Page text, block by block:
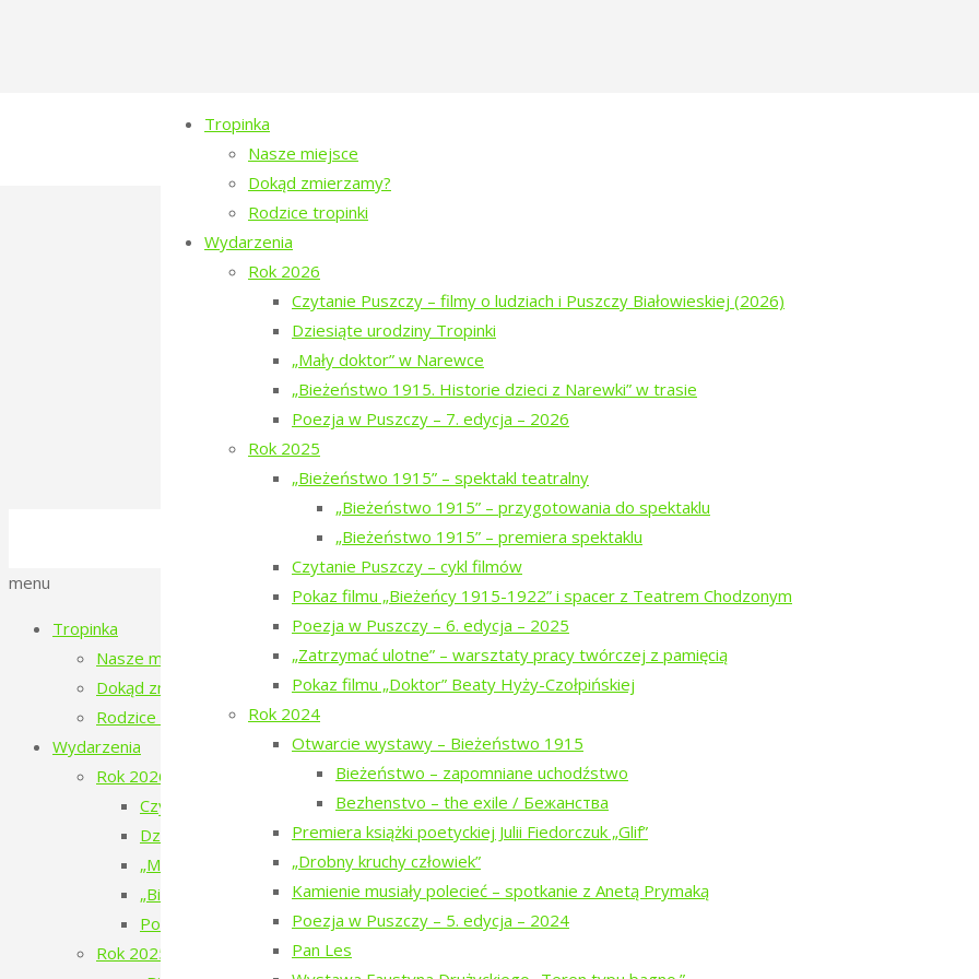
Tropinka
Nasze miejsce
Dokąd zmierzamy?
Rodzice tropinki
Wydarzenia
Rok 2026
Czytanie Puszczy – filmy o ludziach i Puszczy Białowieskiej (2026)
Dziesiąte urodziny Tropinki
„Mały doktor” w Narewce
„Bieżeństwo 1915. Historie dzieci z Narewki” w trasie
Poezja w Puszczy – 7. edycja – 2026
Rok 2025
„Bieżeństwo 1915” – spektakl teatralny
„Bieżeństwo 1915” – przygotowania do spektaklu
„Bieżeństwo 1915” – premiera spektaklu
Czytanie Puszczy – cykl filmów
Pokaz filmu „Bieżeńcy 1915-1922” i spacer z Teatrem Chodzonym
Poezja w Puszczy – 6. edycja – 2025
„Zatrzymać ulotne” – warsztaty pracy twórczej z pamięcią
Pokaz filmu „Doktor” Beaty Hyży-Czołpińskiej
Rok 2024
Otwarcie wystawy – Bieżeństwo 1915
Bieżeństwo – zapomniane uchodźstwo
Bezhenstvo – the exile / Бежанства
Premiera książki poetyckiej Julii Fiedorczuk „Glif”
„Drobny kruchy człowiek”
Kamienie musiały polecieć – spotkanie z Anetą Prymaką
Poezja w Puszczy – 5. edycja – 2024
Pan Les
tropinka-miedzynarodowe-rezydencje-tworcze-2023-
natalia-belczenko-1
pixels Spotkanie w Galerii Narewka z uczestnikami Międzynarodowych Rezydencji
©2016-2026 Stowarzyszenie na Rzecz Dialogu „Tropinka”
menu
Tropinka
Nasze miejsce
Dokąd zmierzamy?
Rodzice tropinki
Wydarzenia
Rok 2026
Czytanie Puszczy – filmy o ludziach i Puszczy Białowieskiej (2026)
Dziesiąte urodziny Tropinki
„Mały doktor” w Narewce
„Bieżeństwo 1915. Historie dzieci z Narewki” w trasie
Poezja w Puszczy – 7. edycja – 2026
Rok 2025